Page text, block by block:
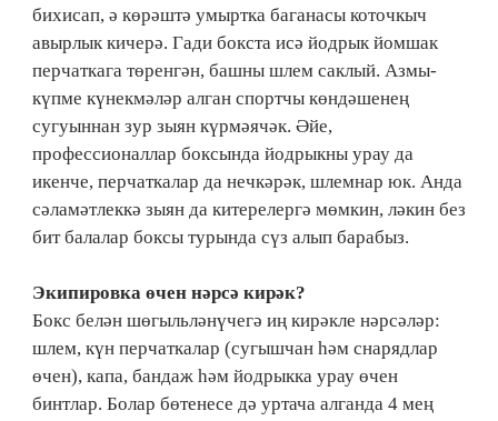
бихисап, ә көрәштә умыртка баганасы коточкыч
авырлык кичерә. Гади бокста исә йодрык йомшак
перчаткага төренгән, башны шлем саклый. Азмы-
күпме күнекмәләр алган спортчы көндәшенең
сугуыннан зур зыян күрмәячәк. Әйе,
профессионаллар боксында йодрыкны урау да
икенче, перчаткалар да нечкәрәк, шлемнар юк. Анда
сәламәтлеккә зыян да китерелергә мөмкин, ләкин без
бит балалар боксы турында сүз алып барабыз.
Экипировка өчен нәрсә кирәк?
Бокс белән шөгыльләнүчегә иң кирәкле нәрсәләр:
шлем, күн перчаткалар (сугышчан һәм снарядлар
өчен), капа, бандаж һәм йодрыкка урау өчен
бинтлар. Болар бөтенесе дә уртача алганда 4 мең